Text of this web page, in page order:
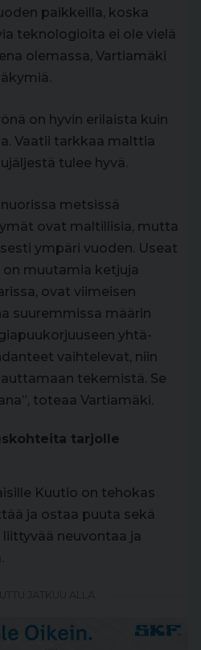
paikkeilla, koska
teknologioita ei ole vielä
olemassa, Vartiamäki
on hyvin erilaista kuin
Vaatii tarkkaa malttia
tulee hyvä.
metsissä
ovat maltillisia, mutta
ympäri vuoden. Useat
muutamia ketjuja
ovat viimeisen
suuremmissa määrin
yhtä-
vaihtelevat, niin
tekemistä. Se
toteaa Vartiamäki.
tarjolle
Kuutio on tehokas
ja ostaa puuta sekä
neuvontaa ja